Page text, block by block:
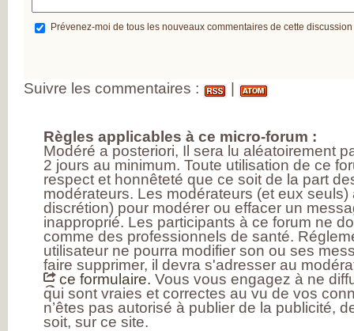
ENQUÊTE
SUR L’ARTHROSE
PARTICIPEZ À LA
DE NOMBREUX
RÉPONDANTS
ET EN ACTIVITÉ
D’IMPORTANTS
BESOINS
UN QUOTIDIEN
FORTEMENT
PERTURBÉ
DES BESOINS
LARGEMENT
INSATISFAITS
PARTICIPEZ AUX
FUTURES
Prévenez-moi de tous les nouveaux commentaires de cette
Suivre les commentaires :
Règles applicables à ce micro-forum :
Modéré a posteriori, Il sera lu aléatoirement
2 jours au minimum. Toute utilisation de ce
respect et honnêteté que ce soit de la part
modérateurs. Les modérateurs (et eux
discrétion) pour modérer ou effacer un
inapproprié. Les participants à ce forum ne
comme des professionnels de santé.
utilisateur ne pourra modifier son ou ses
faire supprimer, il devra s'adresser au
ce formulaire. Vous vous engagez à ne
qui sont vraies et correctes au vu de vos
n’êtes pas autorisé à publier de la publicité,
soit, sur ce site.